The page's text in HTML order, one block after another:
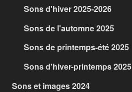
Sons d'hiver 2025-2026
Sons de l'automne 2025
Sons de printemps-été 2025
Sons d'hiver-printemps 2025
Sons et images 2024